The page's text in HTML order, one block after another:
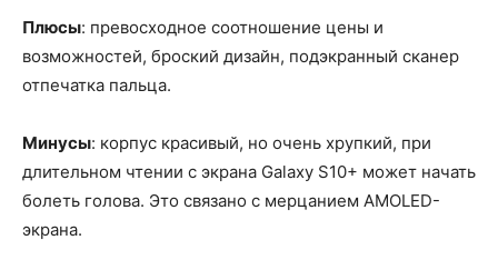
Плюсы: превосходное соотношение цены и
возможностей, броский дизайн, подэкранный сканер
отпечатка пальца.
Минусы: корпус красивый, но очень хрупкий, при
длительном чтении с экрана Galaxy S10+ может начать
болеть голова. Это связано с мерцанием AMOLED-
экрана.